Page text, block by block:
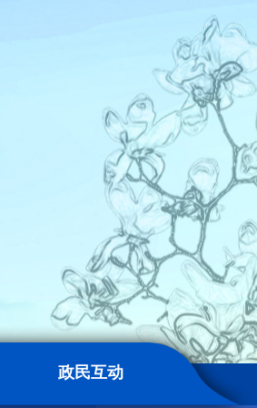
政民互动